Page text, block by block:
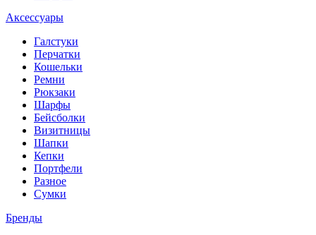
Аксессуары
Галстуки
Перчатки
Кошельки
Ремни
Рюкзаки
Шарфы
Бейсболки
Визитницы
Шапки
Кепки
Портфели
Разное
Сумки
Бренды